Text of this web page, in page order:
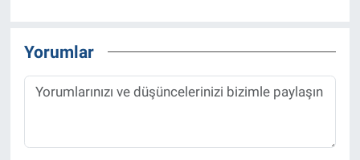
Yorumlar